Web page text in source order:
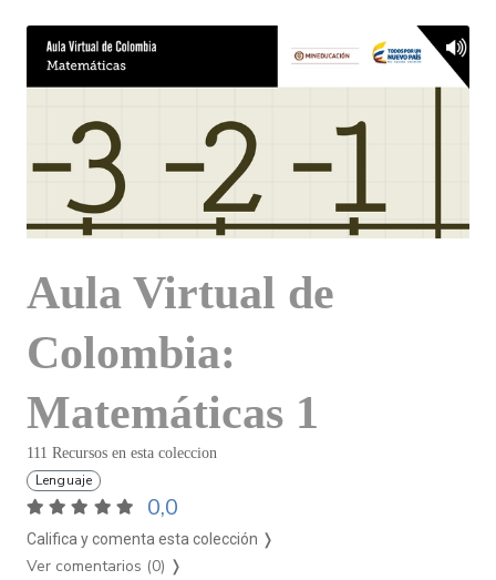
Aula Virtual de
Colombia:
Matemáticas 1
111 Recursos en esta coleccion
Lenguaje
0,0
Califica y comenta esta colección ❭
Ver comentarios (0) ❭